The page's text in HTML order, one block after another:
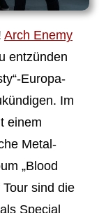
Arch Enemy
entzünden
Europa-
Im
einem
Metal-
„Blood
sind die
Special